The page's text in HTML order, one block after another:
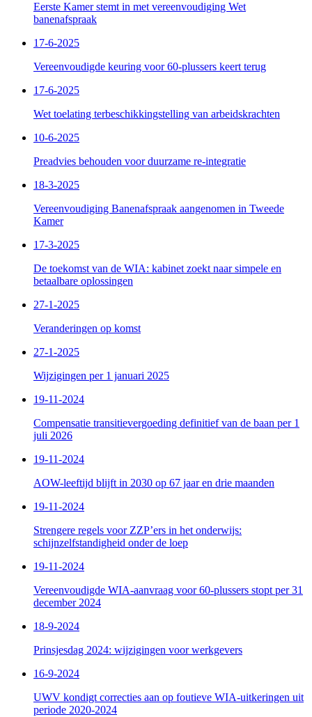
Eerste Kamer stemt in met vereenvoudiging Wet
banenafspraak
17-6-2025
Vereenvoudigde keuring voor 60-plussers keert terug
17-6-2025
Wet toelating terbeschikkingstelling van arbeidskrachten
10-6-2025
Preadvies behouden voor duurzame re-integratie
18-3-2025
Vereenvoudiging Banenafspraak aangenomen in Tweede
Kamer
17-3-2025
De toekomst van de WIA: kabinet zoekt naar simpele en
betaalbare oplossingen
27-1-2025
Veranderingen op komst
27-1-2025
Wijzigingen per 1 januari 2025
19-11-2024
Compensatie transitievergoeding definitief van de baan per 1
juli 2026
19-11-2024
AOW-leeftijd blijft in 2030 op 67 jaar en drie maanden
19-11-2024
Strengere regels voor ZZP’ers in het onderwijs:
schijnzelfstandigheid onder de loep
19-11-2024
Vereenvoudigde WIA-aanvraag voor 60-plussers stopt per 31
december 2024
18-9-2024
Prinsjesdag 2024: wijzigingen voor werkgevers
16-9-2024
UWV kondigt correcties aan op foutieve WIA-uitkeringen uit
periode 2020-2024